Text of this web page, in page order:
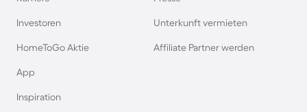
Ferienparks in Schweden
Investoren
HomeToGo Aktie
App
Inspiration
Unterkunft vermieten
Affiliate Partner werden